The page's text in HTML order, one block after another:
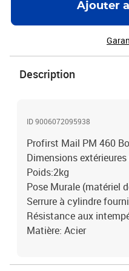
Ajouter
Description
ID 9006072095938
Profirst Mail PM 460
Dimensions
Poids:2kg
Pose Murale (matériel
Serrure à cylindre
Résistance aux
Matière: Acier